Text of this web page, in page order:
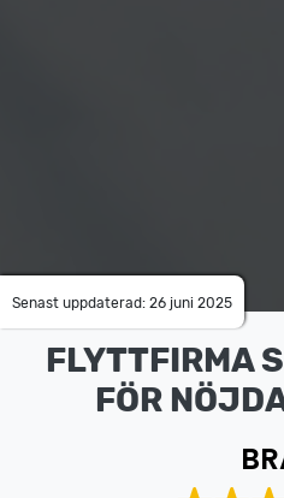
Senast uppdaterad: 26 juni 2025
FLYTTFIRMA
FÖR